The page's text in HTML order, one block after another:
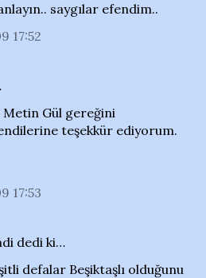
saygılar efendim..
17:52
Gül gereğini
teşekkür ediyorum.
17:53
dedi ki…
defalar Beşiktaşlı olduğunu